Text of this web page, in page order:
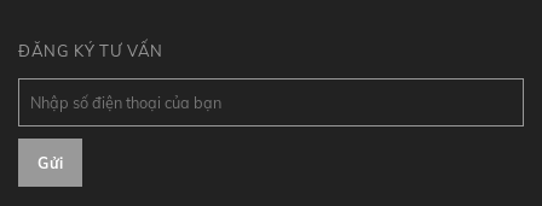
ĐĂNG KÝ TƯ VẤN